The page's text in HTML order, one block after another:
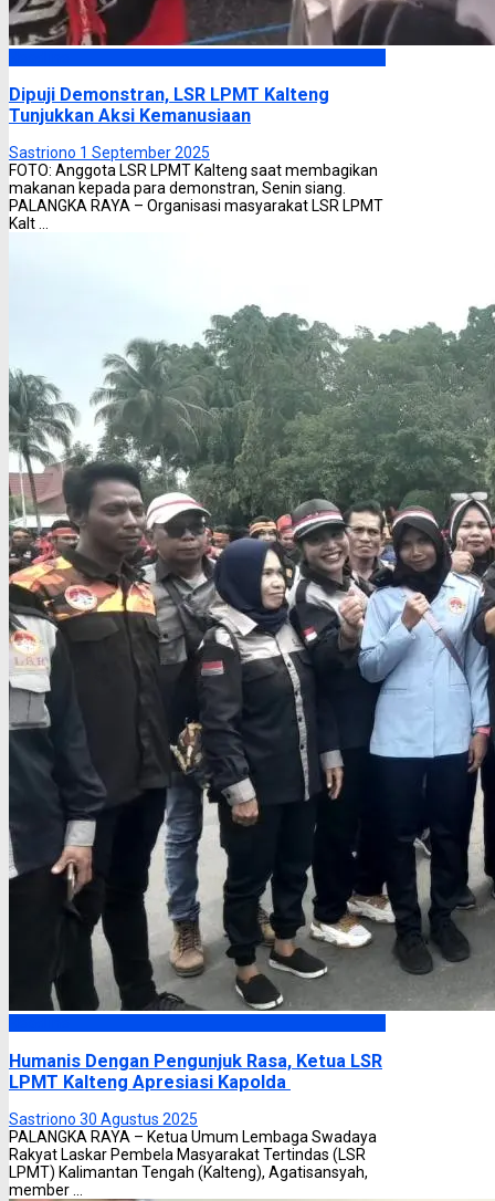
Dipuji Demonstran, LSR LPMT Kalteng
Tunjukkan Aksi Kemanusiaan
Sastriono 1 September 2025
FOTO: Anggota LSR LPMT Kalteng saat membagikan
makanan kepada para demonstran, Senin siang.
PALANGKA RAYA – Organisasi masyarakat LSR LPMT
Kalt ...
Humanis Dengan Pengunjuk Rasa, Ketua LSR
LPMT Kalteng Apresiasi Kapolda
Sastriono 30 Agustus 2025
PALANGKA RAYA – Ketua Umum Lembaga Swadaya
Rakyat Laskar Pembela Masyarakat Tertindas (LSR
LPMT) Kalimantan Tengah (Kalteng), Agatisansyah,
member ...